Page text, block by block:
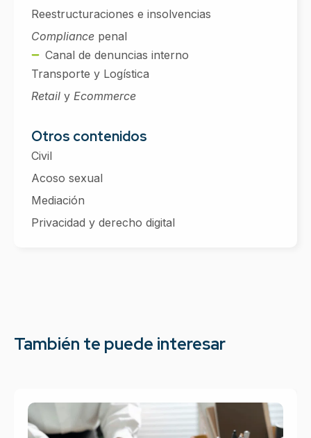
Reestructuraciones e insolvencias
Compliance penal
Canal de denuncias interno
Transporte y Logística
Retail y Ecommerce
Otros contenidos
Civil
Acoso sexual
Mediación
Privacidad y derecho digital
También te puede interesar